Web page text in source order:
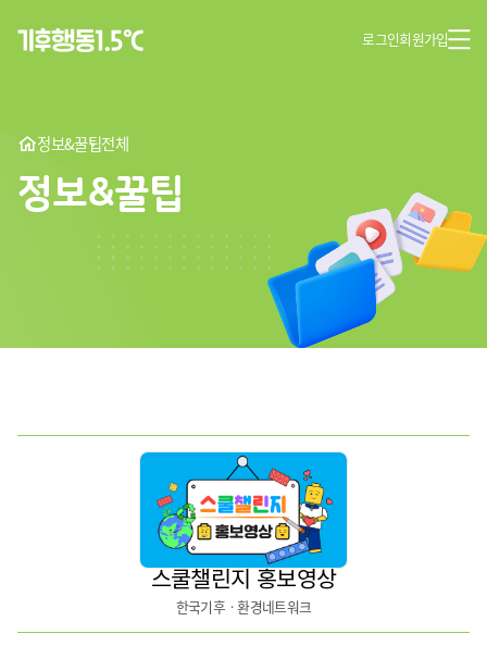
로그인회원가입
정보&꿀팁전체
정보&꿀팁
스쿨챌린지 홍보영상
한국기후ㆍ환경네트워크